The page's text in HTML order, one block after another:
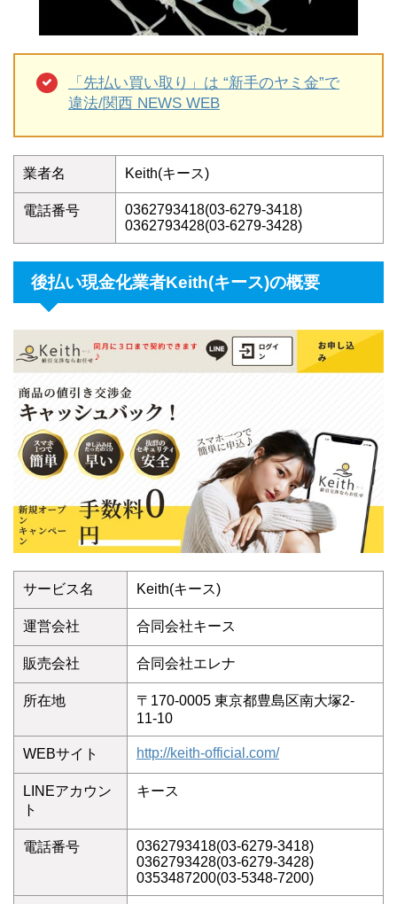
「先払い買い取り」は “新手のヤミ金”で
違法/関西 NEWS WEB
業者名 Keith(キース)
電話番号
0362793418(03-6279-3418)
0362793428(03-6279-3428)
後払い現金化業者Keith(キース)の概要
サービス名 Keith(キース)
運営会社 合同会社キース
販売会社 合同会社エレナ
所在地
〒170-0005 東京都豊島区南大塚2-
11-10
WEBサイト http://keith-official.com/
LINEアカウン
ト
キース
電話番号
0362793418(03-6279-3418)
0362793428(03-6279-3428)
0353487200(03-5348-7200)